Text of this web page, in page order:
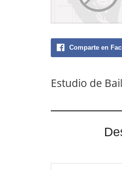
Comparte en
Estudio de
Escribe tu correo electrónico…